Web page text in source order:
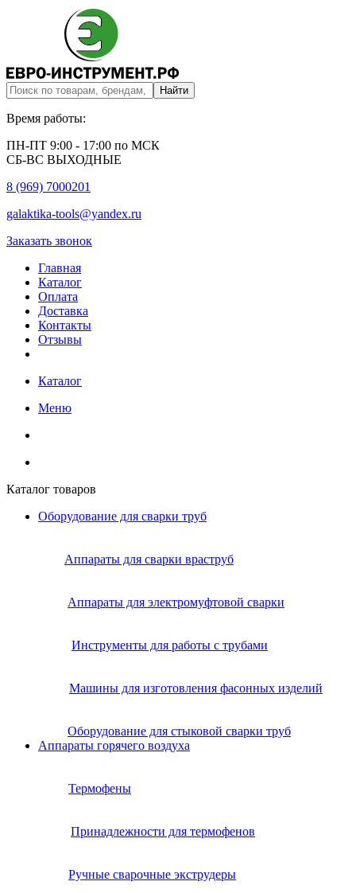
Время работы:
ПН-ПТ 9:00 - 17:00 по МСК
СБ-ВС ВЫХОДНЫЕ
8 (969) 7000201
galaktika-tools@yandex.ru
Заказать звонок
Главная
Каталог
Оплата
Доставка
Контакты
Отзывы
Каталог
Меню
Каталог товаров
Оборудование для сварки труб
Аппараты для сварки враструб
Аппараты для электромуфтовой сварки
Инструменты для работы с трубами
Машины для изготовления фасонных изделий
Оборудование для стыковой сварки труб
Аппараты горячего воздуха
Термофены
Принадлежности для термофенов
Ручные сварочные экструдеры